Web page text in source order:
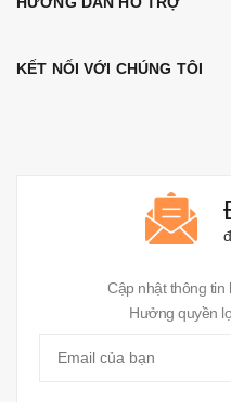
KẾT NỐI VỚI CHÚNG TÔI
Cập nhật thông tin
Hưởng quyền